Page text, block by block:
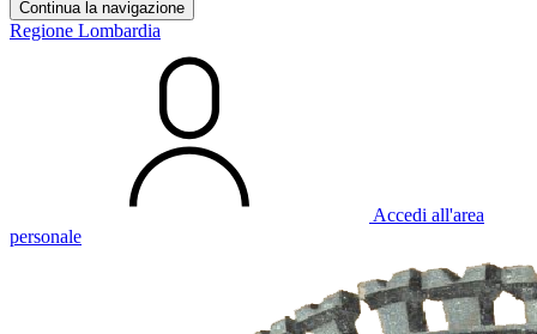
Continua la navigazione
Regione Lombardia
Accedi all'area
personale